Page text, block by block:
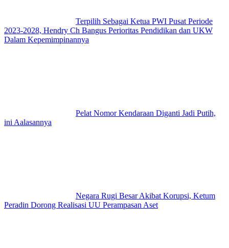
Terpilih Sebagai Ketua PWI Pusat Periode
2023-2028, Hendry Ch Bangus Perioritas Pendidikan dan UKW
Dalam Kepemimpinannya
Pelat Nomor Kendaraan Diganti Jadi Putih,
ini Aalasannya
Negara Rugi Besar Akibat Korupsi, Ketum
Peradin Dorong Realisasi UU Perampasan Aset